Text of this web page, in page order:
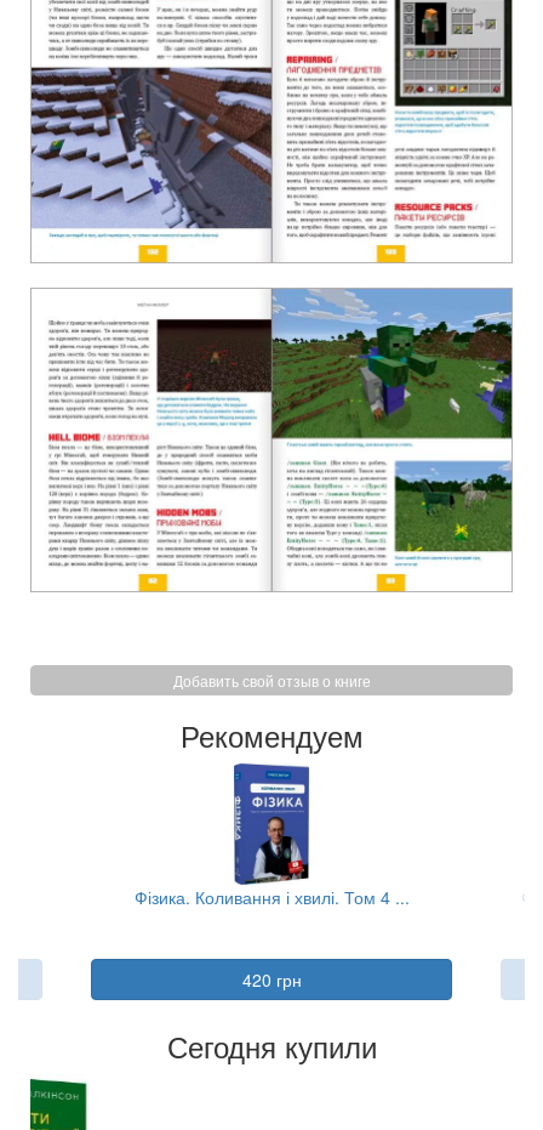
Добавить свой отзыв о книге
Рекомендуем
Фізика. Коливання і хвилі. Том 4 ...
420 грн
Сегодня купили